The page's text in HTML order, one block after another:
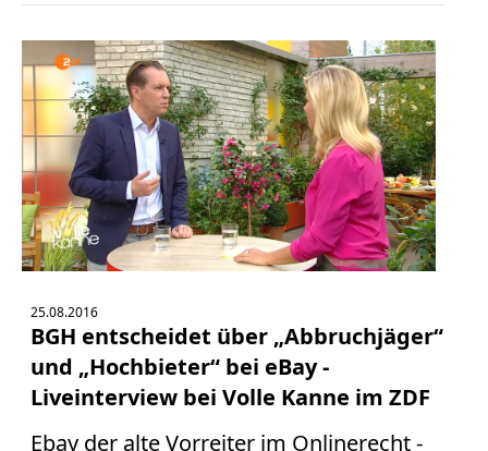
25.08.2016
BGH entscheidet über „Abbruchjäger“
und „Hochbieter“ bei eBay -
Liveinterview bei Volle Kanne im ZDF
Ebay der alte Vorreiter im Onlinerecht -